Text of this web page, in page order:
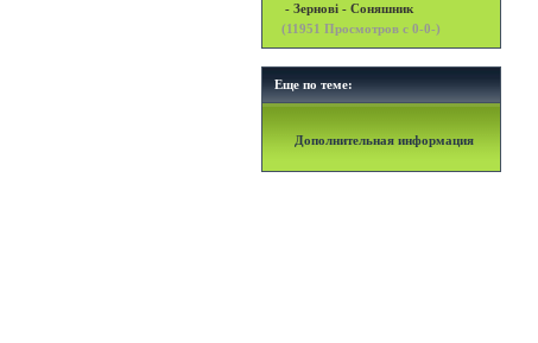
- Зернові - Соняшник
(11951 Просмотров с 0-0-)
Еще по теме:
Дополнительная информация